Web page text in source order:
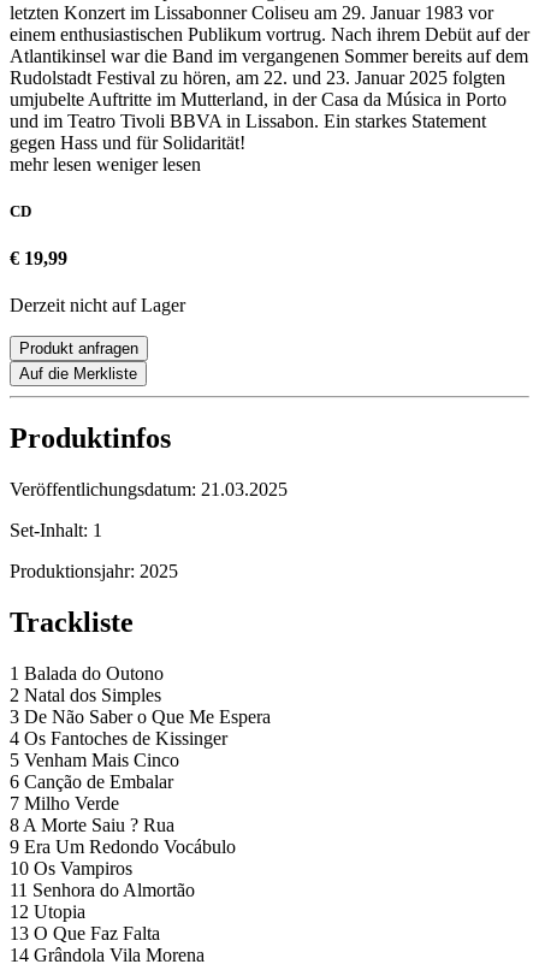
letzten Konzert im Lissabonner Coliseu am 29. Januar 1983 vor
einem enthusiastischen Publikum vortrug. Nach ihrem Debüt auf der
Atlantikinsel war die Band im vergangenen Sommer bereits auf dem
Rudolstadt Festival zu hören, am 22. und 23. Januar 2025 folgten
umjubelte Auftritte im Mutterland, in der Casa da Música in Porto
und im Teatro Tivoli BBVA in Lissabon. Ein starkes Statement
gegen Hass und für Solidarität!
mehr lesen weniger lesen
CD
€ 19,99
Derzeit nicht auf Lager
Produkt anfragen
Auf die Merkliste
Produktinfos
Veröffentlichungsdatum: 21.03.2025
Set-Inhalt: 1
Produktionsjahr: 2025
Trackliste
1 Balada do Outono
2 Natal dos Simples
3 De Não Saber o Que Me Espera
4 Os Fantoches de Kissinger
5 Venham Mais Cinco
6 Canção de Embalar
7 Milho Verde
8 A Morte Saiu ? Rua
9 Era Um Redondo Vocábulo
10 Os Vampiros
11 Senhora do Almortão
12 Utopia
13 O Que Faz Falta
14 Grândola Vila Morena